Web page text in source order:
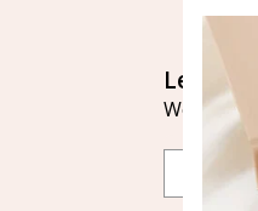
Let's
Word lid